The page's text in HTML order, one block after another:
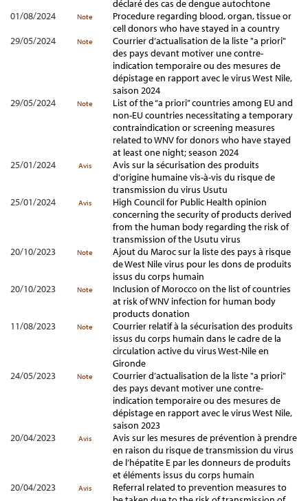
déclaré des cas de dengue autochtone
01/08/2024
Note
Procedure regarding blood, organ, tissue or
cell donors who have stayed in a country
29/05/2024
Note
Courrier d’actualisation de la liste "a priori"
des pays devant motiver une contre-
indication temporaire ou des mesures de
dépistage en rapport avec le virus West Nile,
saison 2024
29/05/2024
Note
List of the “a priori” countries among EU and
non-EU countries necessitating a temporary
contraindication or screening measures
related to WNV for donors who have stayed
at least one night; season 2024
25/01/2024
Avis
Avis sur la sécurisation des produits
d'origine humaine vis-à-vis du risque de
transmission du virus Usutu
25/01/2024
Avis
High Council for Public Health opinion
concerning the security of products derived
from the human body regarding the risk of
transmission of the Usutu virus
20/10/2023
Note
Ajout du Maroc sur la liste des pays à risque
de West Nile virus pour les dons de produits
issus du corps humain
20/10/2023
Note
Inclusion of Morocco on the list of countries
at risk of WNV infection for human body
products donation
11/08/2023
Note
Courrier relatif à la sécurisation des produits
issus du corps humain dans le cadre de la
circulation active du virus West-Nile en
Gironde
24/05/2023
Note
Courrier d’actualisation de la liste "a priori"
des pays devant motiver une contre-
indication temporaire ou des mesures de
dépistage en rapport avec le virus West Nile,
saison 2023
20/04/2023
Avis
Avis sur les mesures de prévention à prendre
en raison du risque de transmission du virus
de l’hépatite E par les donneurs de produits
et éléments issus du corps humain
20/04/2023
Avis
Referral related to prevention measures to